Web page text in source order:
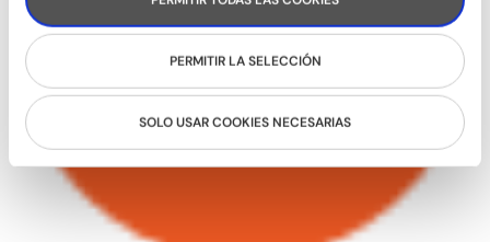
PERMITIR LA SELECCIÓN
SOLO USAR COOKIES NECESARIAS